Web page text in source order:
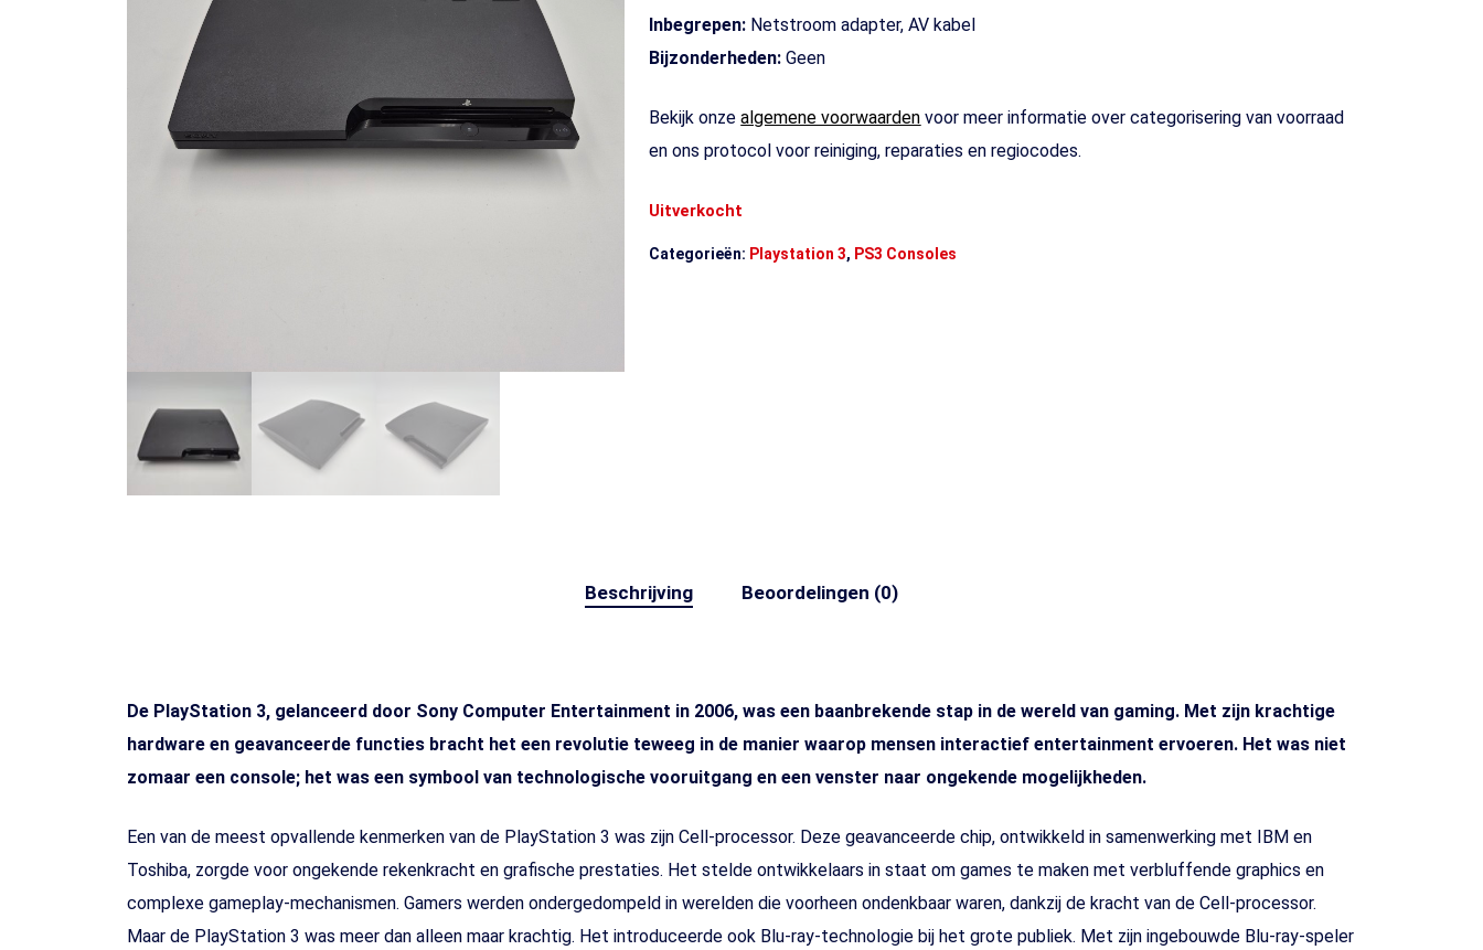
Toets enter of druk ESC
Inbegrepen: Netstroom adapter, AV kabel
Bijzonderheden: Geen
Bekijk onzealgemene voorwaarden voor meer informatie over categorisering van voorraad
en ons protocol voor reiniging, reparaties en regiocodes.
Uitverkocht
Categorieën: Playstation 3, PS3 Consoles
Beschrijving Beoordelingen (0)
De PlayStation 3, gelanceerd door Sony Computer Entertainment in 2006, was een baanbrekende stap in de wereld van gaming. Met zijn krachtige
hardware en geavanceerde functies bracht het een revolutie teweeg in de manier waarop mensen interactief entertainment ervoeren. Het was niet
zomaar een console; het was een symbool van technologische vooruitgang en een venster naar ongekende mogelijkheden.
Een van de meest opvallende kenmerken van de PlayStation 3 was zijn Cell-processor. Deze geavanceerde chip, ontwikkeld in samenwerking met IBM en
Toshiba, zorgde voor ongekende rekenkracht en grafische prestaties. Het stelde ontwikkelaars in staat om games te maken met verbluffende graphics en
complexe gameplay-mechanismen. Gamers werden ondergedompeld in werelden die voorheen ondenkbaar waren, dankzij de kracht van de Cell-processor.
Maar de PlayStation 3 was meer dan alleen maar krachtig. Het introduceerde ook Blu-ray-technologie bij het grote publiek. Met zijn ingebouwde Blu-ray-speler